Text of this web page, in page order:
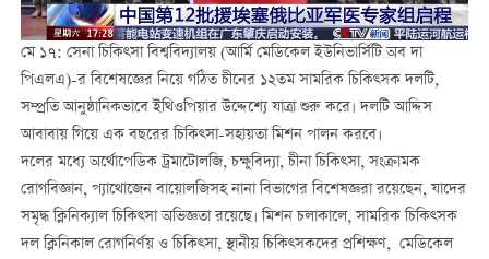
মে ১৭: সেনা চিকিত্সা বিশ্ববিদ্যালয় (আর্মি মেডিকেল ইউনিভার্সিটি অব দা
পিএলএ)-র বিশেষজ্ঞের নিয়ে গঠিত চীনের ১২তম সামরিক চিকিত্সক দলটি,
সম্প্রতি আনুষ্ঠানিকভাবে ইথিওপিয়ার উদ্দেশ্যে যাত্রা শুরু করে। দলটি আদ্দিস
আবাবায় গিয়ে এক বছরের চিকিত্সা-সহায়তা মিশন পালন করবে।
দলের মধ্যে অর্থোপেডিক ট্রমাটোলজি, চক্ষুবিদ্যা, চীনা চিকিত্সা, সংক্রামক
রোগবিজ্ঞান, প্যাথোজেন বায়োলজিসহ নানা বিভাগের বিশেষজ্ঞরা রয়েছেন, যাদের
সমৃদ্ধ ক্লিনিক্যাল চিকিত্সা অভিজ্ঞতা রয়েছে। মিশন চলাকালে, সামরিক চিকিত্সক
দল ক্লিনিকাল রোগনির্ণয় ও চিকিত্সা, স্থানীয় চিকিত্সকদের প্রশিক্ষণ, মেডিকেল